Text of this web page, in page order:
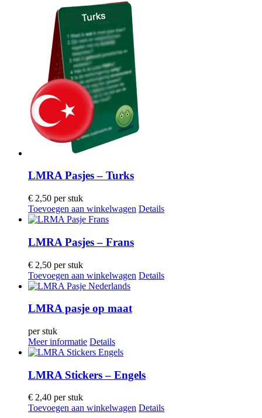
LMRA Pasjes – Turks
€ 2,50 per stuk
Toevoegen aan winkelwagen Details
LMRA Pasjes – Frans
€ 2,50 per stuk
Toevoegen aan winkelwagen Details
LMRA pasje op maat
per stuk
Meer informatie Details
LMRA Stickers – Engels
€ 2,40 per stuk
Toevoegen aan winkelwagen Details